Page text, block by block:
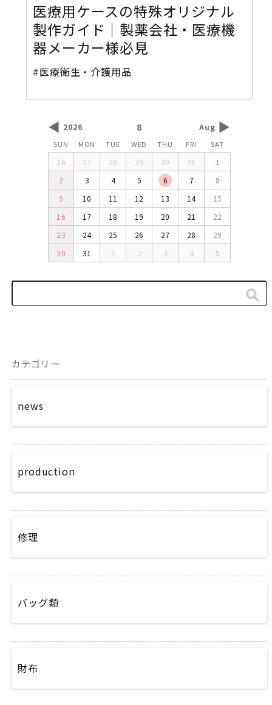
◀ 2026 8 Aug ▶
SUN MON TUE WED THU FRI SAT
26 27 28 29 30 31
1
2
3 4 5 6 7
8
9
10 11 12 13 14
15
16
17 18 19 20 21
22
23
24 25 26 27 28
29
30
31 1 2 3 4 5
カテゴリー
news
production
修理
バッグ類
財布
医療用ケースの特殊オリジナル
製作ガイド｜製薬会社・医療機
器メーカー様必見
#医療衛生・介護用品